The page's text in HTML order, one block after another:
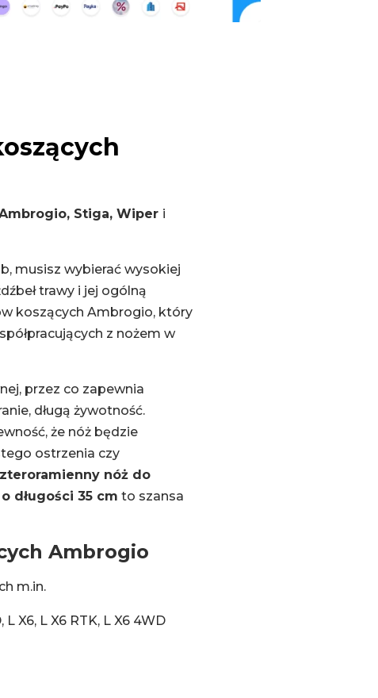
Stiga, Wiper i
musisz wybierać wysokiej
trawy i jej ogólną
koszących Ambrogio, który
z nożem w
przez co zapewnia
długą żywotność.
że nóż będzie
ostrzenia czy
nóż do
długości 35 cm to szansa
Ambrogio
m.in.
X6, L X6 RTK, L X6 4WD